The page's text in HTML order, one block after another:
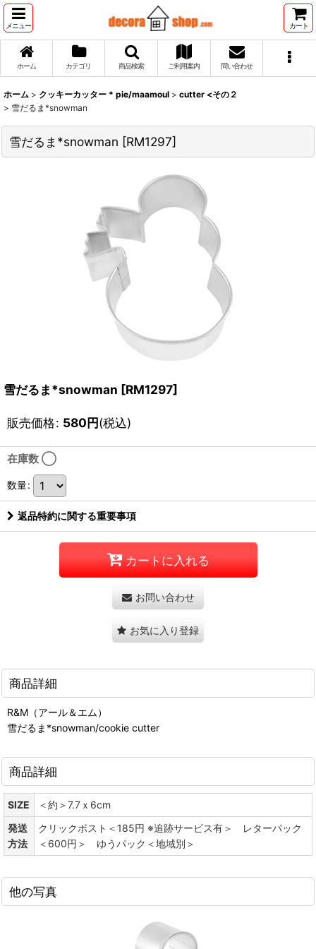
メニュー カート
ホーム カテゴリ 商品検索 ご利用案内 問い合わせ
ホーム > クッキーカッター * pie/maamoul > cutter <その２
> 雪だるま*snowman
雪だるま*snowman [RM1297]
雪だるま*snowman [RM1297]
販売価格: 580円(税込)
在庫数 ◯
数量:
返品特約に関する重要事項
カートに入れる
お問い合わせ
お気に入り登録
商品詳細
R&M（アール＆エム）
雪だるま*snowman/cookie cutter
商品詳細
SIZE
＜約＞7.7ｘ6cm
発送
方法
クリックポスト＜185円 ※追跡サービス有＞ レターパック
＜600円＞ ゆうパック＜地域別＞
他の写真